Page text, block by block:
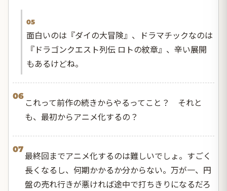
05
面白いのは『ダイの大冒険』、ドラマチックなのは
『ドラゴンクエスト列伝 ロトの紋章』、辛い展開
もあるけどね。
06
これって前作の続きからやるってこと？ それと
も、最初からアニメ化するの？
07
最終回までアニメ化するのは難しいでしょ。すごく
長くなるし、何期かかるか分からない。万が一、円
盤の売れ行きが悪ければ途中で打ちきりになるだろ